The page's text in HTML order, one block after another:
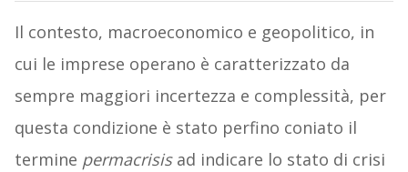
Il contesto, macroeconomico e geopolitico, in
cui le imprese operano è caratterizzato da
sempre maggiori incertezza e complessità, per
questa condizione è stato perfino coniato il
termine permacrisisad indicare lo stato di crisi